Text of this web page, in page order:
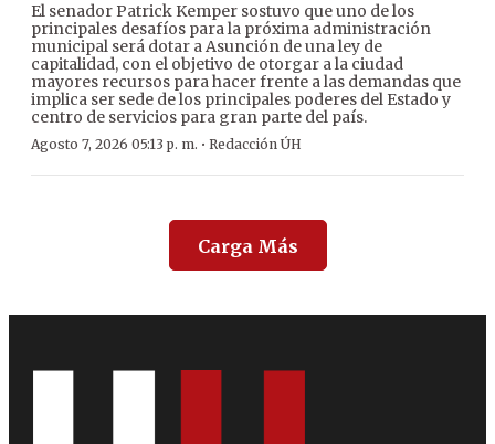
El senador Patrick Kemper sostuvo que uno de los
principales desafíos para la próxima administración
municipal será dotar a Asunción de una ley de
capitalidad, con el objetivo de otorgar a la ciudad
mayores recursos para hacer frente a las demandas que
implica ser sede de los principales poderes del Estado y
centro de servicios para gran parte del país.
Agosto 7, 2026 05:13 p. m. · Redacción ÚH
Carga Más